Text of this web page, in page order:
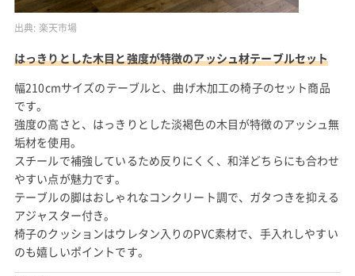
出典: 楽天市場
はっきりとした木目と強度が特徴のアッシュ材テーブルセット
幅210cmサイズのテーブルと、曲げ木加工の椅子のセット商品
です。
強度の高さと、はっきりとした淡褐色の木目が特徴のアッシュ無
垢材を使用。
スチールで補強しているため反りにくく、和洋どちらにも合わせ
やすい点が魅力です。
テーブルの脚はおしゃれなコンクリート調で、ガタつきを抑える
アジャスター付き。
椅子のクッションはウレタン入りのPVC素材で、手入れしやすい
のも嬉しいポイントです。